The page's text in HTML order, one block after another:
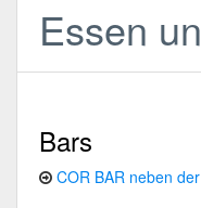
Essen
Bars
COR BAR neben